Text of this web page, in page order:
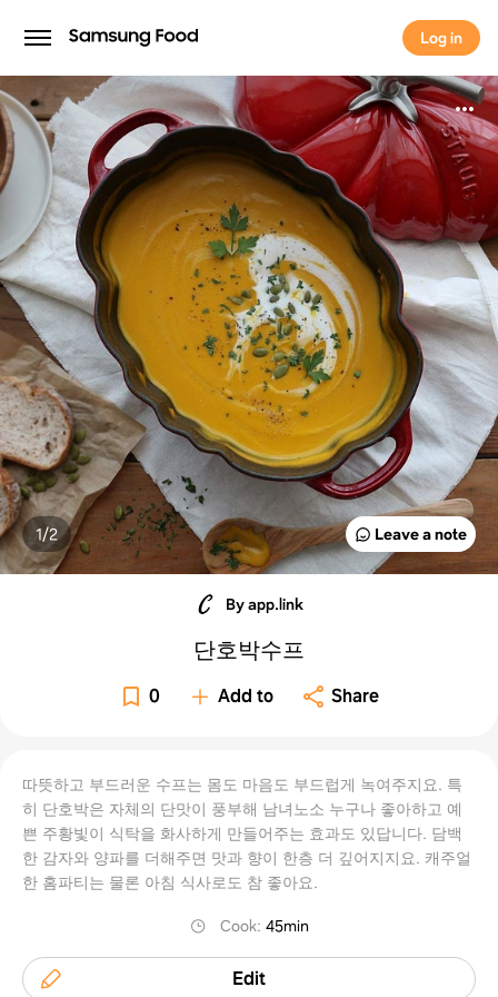
Log in
Log in
Leave a note
1/2
By app.link
단호박수프
0 Add to Share
따뜻하고 부드러운 수프는 몸도 마음도 부드럽게 녹여주지요. 특
히 단호박은 자체의 단맛이 풍부해 남녀노소 누구나 좋아하고 예
쁜 주황빛이 식탁을 화사하게 만들어주는 효과도 있답니다. 담백
한 감자와 양파를 더해주면 맛과 향이 한층 더 깊어지지요. 캐주얼
한 홈파티는 물론 아침 식사로도 참 좋아요.
Cook: 45min
Edit